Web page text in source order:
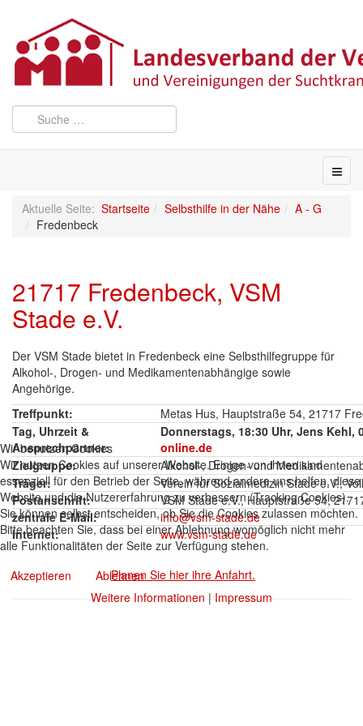
Aktuelle Seite: Startseite Selbsthilfe in der Nähe
A - G
Fredenbeck
21717 Fredenbeck, VSM
Stade e.V.
Der VSM Stade bietet in Fredenbeck eine Selbsthilfegruppe für
Alkohol-, Drogen- und Medikamentenabhängige sowie
Angehörige.
Treffpunkt:
Metas Hus, Hauptstraße 54, 21717
Tag, Uhrzeit &
Ansprechpartner:
Donnerstags, 18:30 Uhr, Jens Kehl,
online.de
Zielgruppe:
Alkohol-, Drogen- und
Träger:
Verein für Sozialmedizin Stade e.V.,
Postanschrift:
VSM Stade e.V., Hauptstraße 54,
zentrale E-Mail:
info@vsm-stade.de
Internet:
www.vsm-stade.de
Planen Sie hier ihre Anfahrt.
Wir benutzen Cookies
Wir nutzen Cookies auf unserer Website. Einige von ihnen sind
essenziell für den Betrieb der Seite, während andere uns helfen, diese
Website und die Nutzererfahrung zu verbessern (Tracking Cookies).
Sie können selbst entscheiden, ob Sie die Cookies zulassen möchten.
Bitte beachten Sie, dass bei einer Ablehnung womöglich nicht mehr
alle Funktionalitäten der Seite zur Verfügung stehen.
Akzeptieren
Ablehnen
Weitere Informationen | Impressum